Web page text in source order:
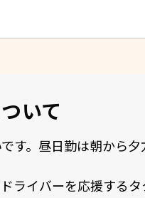
いて
す。昼⽇勤は朝から
ライバーを応援する